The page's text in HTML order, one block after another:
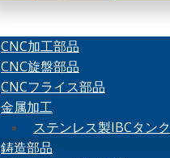
CNC加工部品
CNC旋盤部品
CNCフライス部品
金属加工
ステンレス製IBCタンク
鋳造部品